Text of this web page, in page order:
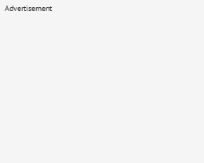
Advertisement